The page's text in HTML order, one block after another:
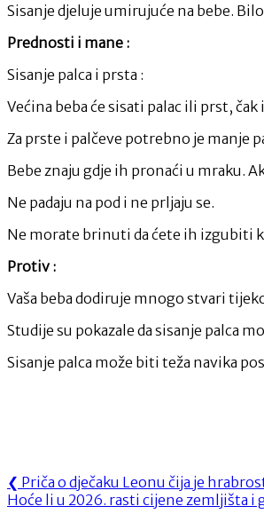
Sisanje djeluje umirujuće na bebe.
Prednosti i mane :
Sisanje palca i prsta :
Većina beba će sisati palac ili prst, čak
Za prste i palčeve potrebno je manje
Bebe znaju gdje ih pronaći u mraku.
Ne padaju na pod i ne prljaju se.
Ne morate brinuti da ćete ih izgubiti
Protiv :
Vaša beba dodiruje mnogo stvari
Studije su pokazale da sisanje palca
Sisanje palca može biti teža navika
Navigacija
objava
❮ Previous
Post:
Priča o dječaku Leonu čija je
Next
Hoće li u 2026. rasti cijene zemljišta